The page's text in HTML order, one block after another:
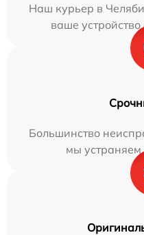
Наш курьер в
ваше
Большинство
мы устраняем